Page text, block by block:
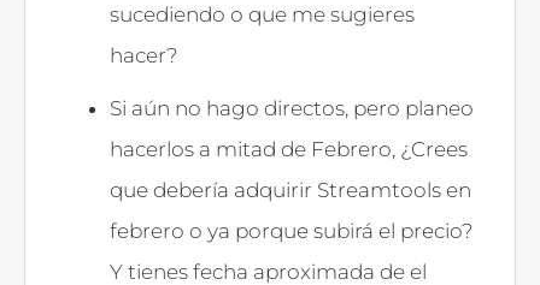
sucediendo o que me sugieres
hacer?
Si aún no hago directos, pero planeo
hacerlos a mitad de Febrero, ¿Crees
que debería adquirir Streamtools en
febrero o ya porque subirá el precio?
Y tienes fecha aproximada de el